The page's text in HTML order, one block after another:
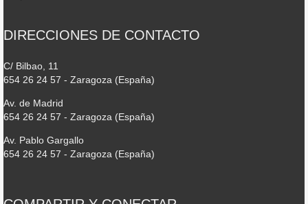
DIRECCIONES DE CONTACTO
C/ Bilbao, 11
654 26 24 57 - Zaragoza (España)
Av. de Madrid
654 26 24 57 - Zaragoza (España)
Av. Pablo Gargallo
654 26 24 57 - Zaragoza (España)